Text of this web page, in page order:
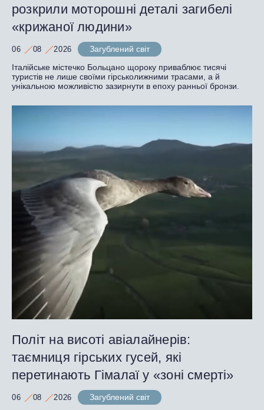
розкрили моторошні деталі загибелі
«крижаної людини»
06 08 2026
Загублений світ
Італійське містечко Больцано щороку приваблює тисячі
туристів не лише своїми гірськолижними трасами, а й
унікальною можливістю зазирнути в епоху ранньої бронзи.
Політ на висоті авіалайнерів:
таємниця гірських гусей, які
перетинають Гімалаї у «зоні смерті»
06 08 2026
Загублений світ